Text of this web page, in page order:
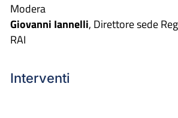
Modera
Giovanni Iannelli, Direttore sede
RAI
Interventi